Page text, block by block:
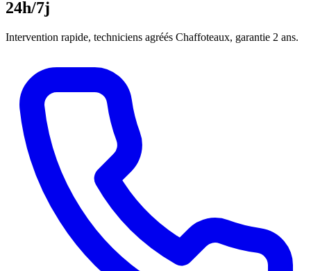
24h/7j
Intervention rapide, techniciens agréés Chaffoteaux, garantie 2 ans.